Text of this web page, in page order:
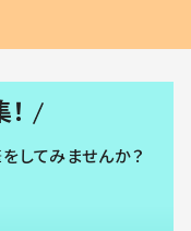
してみませんか？